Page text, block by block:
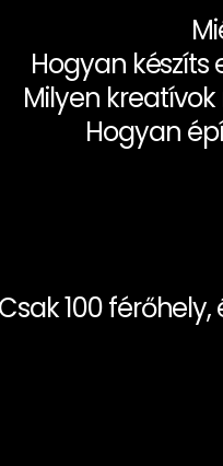
Hogyan
Milyen
Hogyan
Csak 100